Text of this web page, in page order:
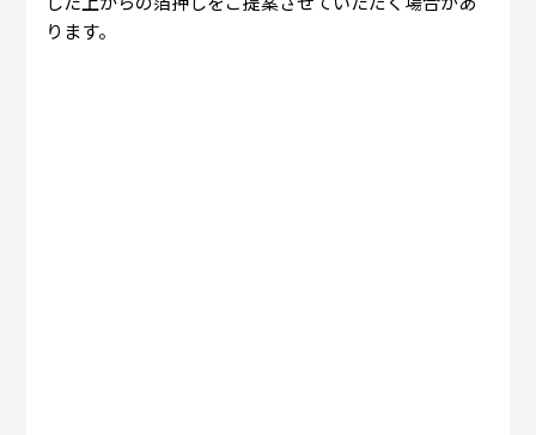
ります。